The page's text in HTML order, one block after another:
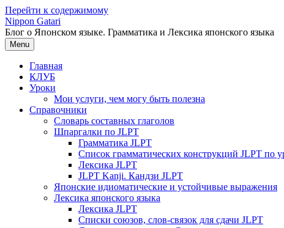
Перейти к содержимому
Nippon Gatari
Блог о Японском языке. Грамматика и Лексика японского языка
Menu
Главная
КЛУБ
Уроки
Мои услуги, чем могу быть полезна
Справочники
Словарь составных глаголов
Шпаргалки по JLPT
Грамматика JLPT
Список грамматических конструкций JLPT по
Лексика JLPT
JLPT Kanji. Кандзи JLPT
Японские идиоматические и устойчивые выражения
Лексика японского языка
Лексика JLPT
Списки союзов, слов-связок для сдачи JLPT